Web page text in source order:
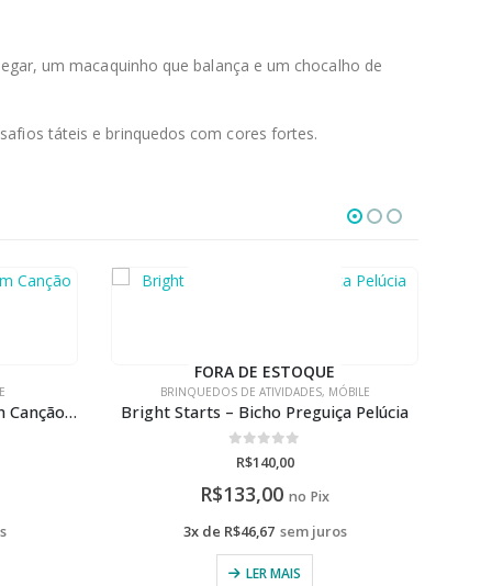
um macaquinho que balança e um chocalho de
táteis e brinquedos com cores fortes.
Pelúcia
BRINQUEDOS,MÓBILE,PELÚCIA/METOO
Buba – Animal Fun Musical +3M
0de 5
R$133,00
R$126,35 no Pix
3x de R$44,33 sem juros
VER OPÇÕES